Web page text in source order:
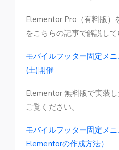
Elementor Pro（有料版）
をこちらの記事で解説して
モバイルフッター固定メ
(土)開催
Elementor 無料版で実装
ご覧ください。
モバイルフッター固定メ
Elementorの作成方法）